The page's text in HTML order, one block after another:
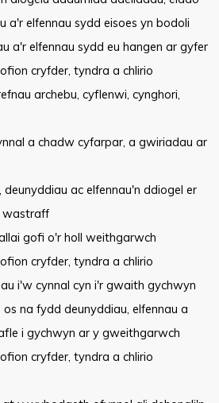
a'r elfennau sydd eisoes yn bodoli
a'r elfennau sydd eu hangen ar gyfer
cryfder, tyndra a chlirio
archebu, cyflenwi, cynghori,
a chadw cyfarpar, a gwiriadau ar
ac elfennau'n ddiogel er
wastraff
gofi o'r holl weithgarwch
cryfder, tyndra a chlirio
i'w cynnal cyn i'r gwaith gychwyn
na fydd deunyddiau, elfennau a
i gychwyn ar y gweithgarwch
cryfder, tyndra a chlirio